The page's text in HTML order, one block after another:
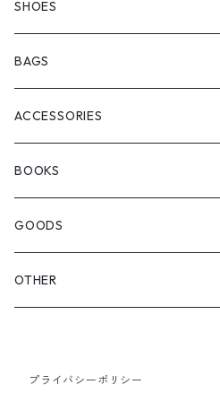
manewold
WOODBLOCK
SEDAN ALL-PURPOSE
SHORT SLEEVE
HALF PANTS
SHOES
KICKS
BOOTS
BAGS
BACKPACK
SHOULDER
OTHER BAGS
ACCESSORIES
EYE WEAR
CAP&HAT
GLOVES&SCARF
SHOULDER
BOOKS
GOODS
TOY
PINS& PINBACK
OTHER
プライバシーポリシー